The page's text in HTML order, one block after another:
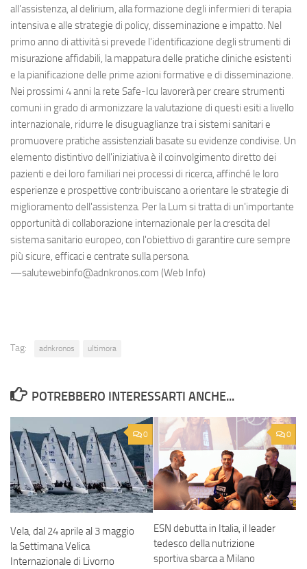
all'assistenza, al delirium, alla formazione degli infermieri di terapia
intensiva e alle strategie di policy, disseminazione e impatto. Nel
primo anno di attività si prevede l'identificazione degli strumenti di
misurazione affidabili, la mappatura delle pratiche cliniche esistenti
e la pianificazione delle prime azioni formative e di disseminazione.
Nei prossimi 4 anni la rete Safe-Icu lavorerà per creare strumenti
comuni in grado di armonizzare la valutazione di questi esiti a livello
internazionale, ridurre le disuguaglianze tra i sistemi sanitari e
promuovere pratiche assistenziali basate su evidenze condivise. Un
elemento distintivo dell'iniziativa è il coinvolgimento diretto dei
pazienti e dei loro familiari nei processi di ricerca, affinché le loro
esperienze e prospettive contribuiscano a orientare le strategie di
miglioramento dell'assistenza. Per la Lum si tratta di un'importante
opportunità di collaborazione internazionale per la crescita del
sistema sanitario europeo, con l'obiettivo di garantire cure sempre
più sicure, efficaci e centrate sulla persona.
—salutewebinfo@adnkronos.com (Web Info)
Tag: adnkronos ultimora
POTREBBERO INTERESSARTI ANCHE...
0
Vela, dal 24 aprile al 3 maggio
la Settimana Velica
Internazionale di Livorno
0
ESN debutta in Italia, il leader
tedesco della nutrizione
sportiva sbarca a Milano